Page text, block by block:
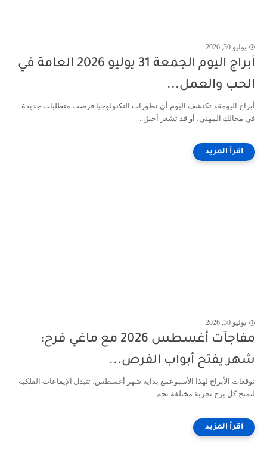
يوليو 30, 2026
أبراج اليوم الجمعة 31 يوليو 2026 العامة في
الحب والعمل...
أبراج اليومقد تكتشف اليوم أن تطورات التكنولوجيا فرضت متطلبات جديدة
في مجالك المهني، أو قد تشعر أخيرً...
يوليو 30, 2026
مفاجآت أغسطس 2026 مع ماغي فرح:
شهر يفتح أبواب الفرص...
توقعات الأبراج لهذا الأسبوعمع بداية شهر أغسطس، تتبدل الإيقاعات الفلكية
لتمنح كل برج تجربة مختلفة تحم...